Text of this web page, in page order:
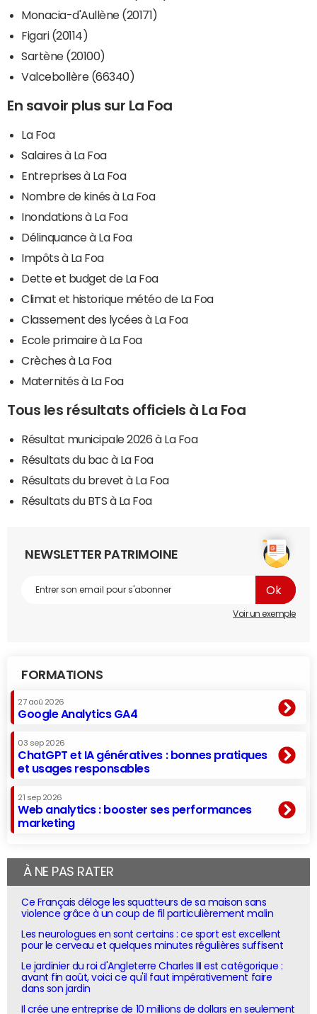
Monacia-d'Aullène (20171)
Figari (20114)
Sartène (20100)
Valcebollère (66340)
En savoir plus sur La Foa
La Foa
Salaires à La Foa
Entreprises à La Foa
Nombre de kinés à La Foa
Inondations à La Foa
Délinquance à La Foa
Impôts à La Foa
Dette et budget de La Foa
Climat et historique météo de La Foa
Classement des lycées à La Foa
Ecole primaire à La Foa
Crèches à La Foa
Maternités à La Foa
Tous les résultats officiels à La Foa
Résultat municipale 2026 à La Foa
Résultats du bac à La Foa
Résultats du brevet à La Foa
Résultats du BTS à La Foa
NEWSLETTER PATRIMOINE
Voir un exemple
FORMATIONS
27 aoû 2026
Google Analytics GA4
03 sep 2026
ChatGPT et IA génératives : bonnes pratiques
et usages responsables
21 sep 2026
Web analytics : booster ses performances
marketing
À NE PAS RATER
Ce Français déloge les squatteurs de sa maison sans
violence grâce à un coup de fil particulièrement malin
Les neurologues en sont certains : ce sport est excellent
pour le cerveau et quelques minutes régulières suffisent
Le jardinier du roi d'Angleterre Charles III est catégorique :
avant fin août, voici ce qu'il faut impérativement faire
dans son jardin
Il crée une entreprise de 10 millions de dollars en seulement